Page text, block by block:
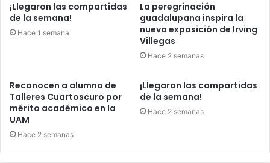
¡Llegaron las compartidas
de la semana!
Hace 1 semana
La peregrinación
guadalupana inspira la
nueva exposición de Irving
Villegas
Hace 2 semanas
Reconocen a alumno de
Talleres Cuartoscuro por
mérito académico en la
UAM
Hace 2 semanas
¡Llegaron las compartidas
de la semana!
Hace 2 semanas